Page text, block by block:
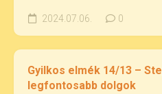
2024.07.06. 0
Gyilkos elmék 14/13 –
legfontosabb dolgok